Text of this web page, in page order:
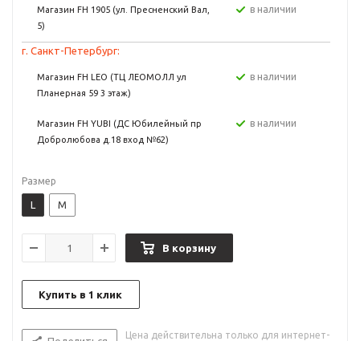
Магазин FH 1905 (ул. Пресненский Вал,
5)
в наличии
г. Санкт-Петербург:
Магазин FH LEO (ТЦ ЛЕОМОЛЛ ул
Планерная 59 3 этаж)
в наличии
Магазин FH YUBI (ДС Юбилейный пр
Добролюбова д.18 вход №62)
в наличии
Размер
L M
В корзину
Купить в 1 клик
Цена действительна только для интернет-